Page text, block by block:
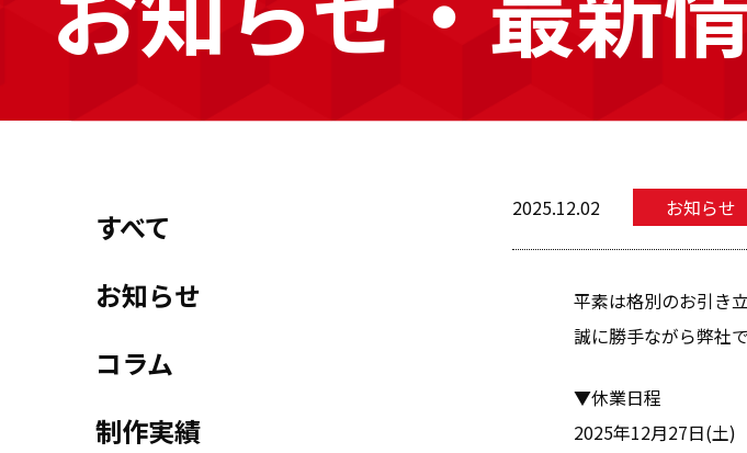
2025.12.02 お知らせ
平素は格別のお引き
誠に勝手ながら弊社
▼休業日程
2025年12月27日(
すべて
お知らせ
コラム
制作実績